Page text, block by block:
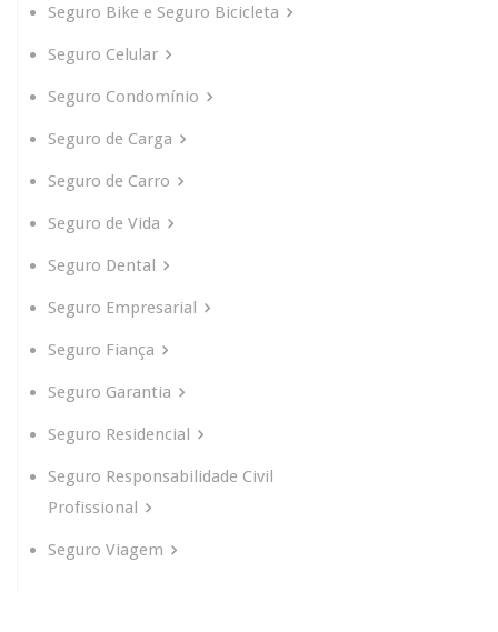
Seguro Bike e Seguro Bicicleta
Seguro Celular
Seguro Condomínio
Seguro de Carga
Seguro de Carro
Seguro de Vida
Seguro Dental
Seguro Empresarial
Seguro Fiança
Seguro Garantia
Seguro Residencial
Seguro Responsabilidade Civil
Profissional
Seguro Viagem